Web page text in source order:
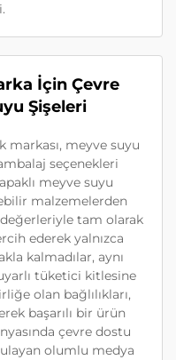
İçin Çevre
Şişeleri
markası, meyve suyu
seçenekleri
meyve suyu
malzemelerden
değerleriyle tam olarak
ederek yalnızca
kalmadılar, aynı
tüketici kitlesine
olan bağlılıkları,
başarılı bir ürün
çevre dostu
olumlu medya